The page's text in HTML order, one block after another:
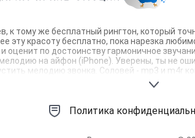
к тому же бесплатный рингтон, который
эту красоту бесплатно, пока нарезка
оценит по достоинству гармоничное
на айфон (iPhone). Уверены, ты не
мелодию звонка. Соловей - mp3 и m4r
Политика